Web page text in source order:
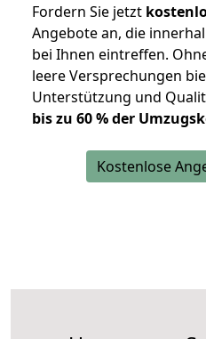
Fordern Sie jetzt
Angebote an, die
bei Ihnen eintreffen.
leere Versprechungen
Unterstützung und
bis zu 60 % der
Kostenlose